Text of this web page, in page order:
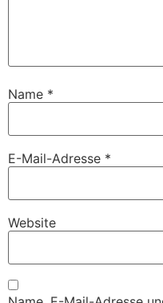
Name *
E-Mail-Adresse *
Website